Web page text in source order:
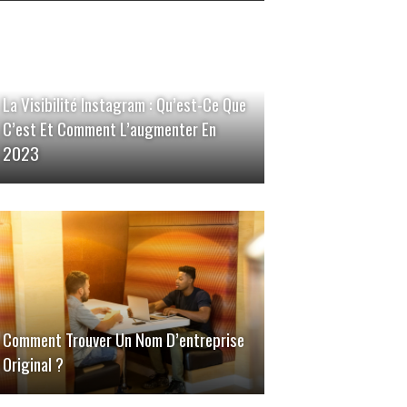
La Visibilité Instagram : Qu’est-Ce Que
C’est Et Comment L’augmenter En
2023
Comment Trouver Un Nom D’entreprise
Original ?